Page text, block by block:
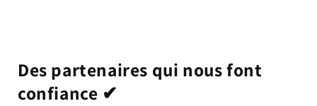
Des partenaires qui nous font
confiance ✔